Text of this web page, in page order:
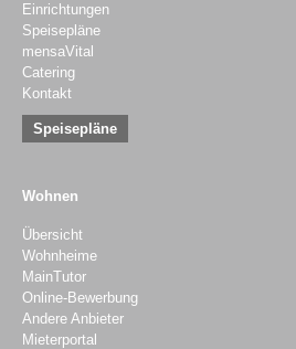
Einrichtungen
Speisepläne
mensaVital
Catering
Kontakt
Speisepläne
Wohnen
Übersicht
Wohnheime
MainTutor
Online-Bewerbung
Andere Anbieter
Mieterportal